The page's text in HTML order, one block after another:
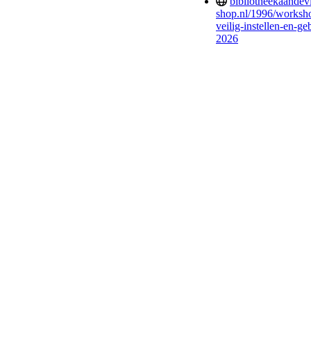
shop.nl/1996/
veilig-instellen-en-
2026